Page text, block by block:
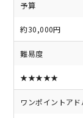
予算
約30,000円
難易度
★★★★★
ワンポイントアド